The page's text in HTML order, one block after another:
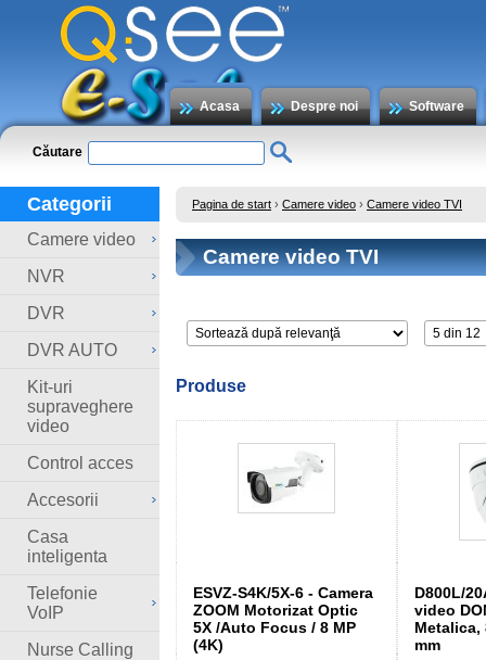
Acasa Despre noi Software
Căutare
Categorii
Camere video
NVR
DVR
DVR AUTO
Kit-uri
supraveghere
video
Control acces
Accesorii
Casa
inteligenta
Telefonie
VoIP
Nurse Calling
Pagina de start › Camere video › Camere video TVI
Camere video TVI
Produse
ESVZ-S4K/5X-6 - Camera
ZOOM Motorizat Optic
5X /Auto Focus / 8 MP
(4K)
D800L/
video
Metalica,
mm